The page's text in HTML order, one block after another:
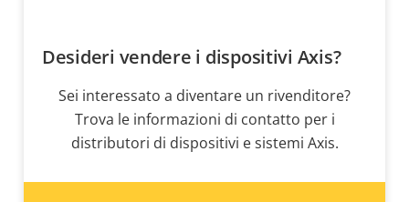
Desideri vendere i dispositivi Axis?
Sei interessato a diventare un rivenditore?
Trova le informazioni di contatto per i
distributori di dispositivi e sistemi Axis.